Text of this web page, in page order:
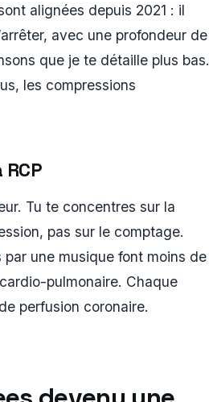
alignées depuis 2021 : il
avec une profondeur de
que je te détaille plus bas.
les compressions
Tu te concentres sur la
pas sur le comptage.
une musique font moins de
pulmonaire. Chaque
perfusion coronaire.